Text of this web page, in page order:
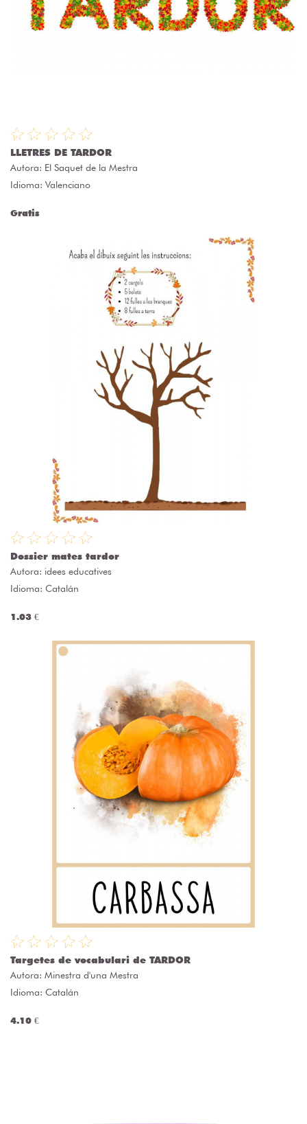
LLETRES DE TARDOR
Autora: El Saquet de la Mestra
Idioma: Valenciano
Gratis
Dossier mates tardor
Autora: idees educatives
Idioma: Catalán
1.03 €
Targetes de vocabulari de TARDOR
Autora: Minestra d'una Mestra
Idioma: Catalán
4.10 €